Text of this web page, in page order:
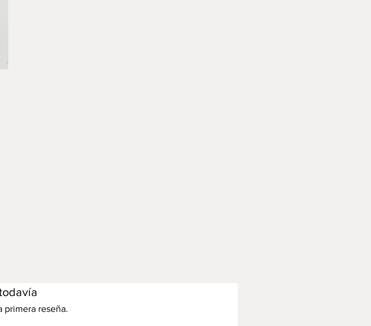
primera reseña.